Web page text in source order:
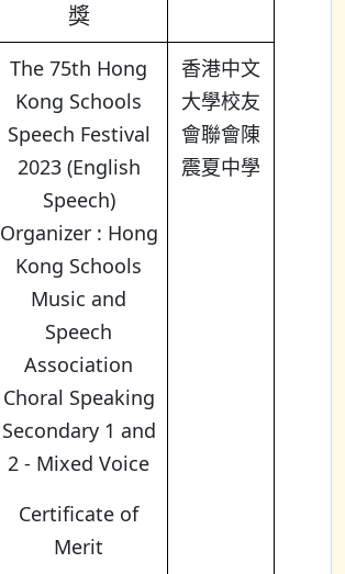
獎
The 75th Hong
Kong Schools
Speech Festival
2023 (English
Speech)
Organizer : Hong
Kong Schools
Music and
Speech
Association
Choral Speaking
Secondary 1 and
2 - Mixed Voice
Certificate of
Merit
香港中文
大學校友
會聯會陳
震夏中學